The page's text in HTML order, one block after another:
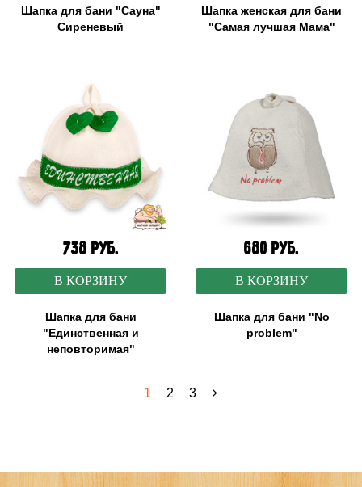
Шапка для бани "Сауна"
Сиреневый
Шапка женская для бани
"Самая лучшая Мама"
738 руб.
В КОРЗИНУ
Шапка для бани
"Единственная и
неповторимая"
680 руб.
В КОРЗИНУ
Шапка для бани "No
problem"
1 2 3